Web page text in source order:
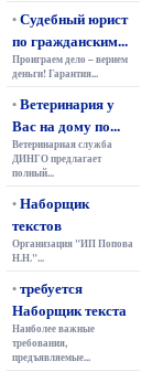
•Судебный юрист
по гражданским...
Проиграем дело – вернем
деньги! Гарантия...
•Ветеринария у
Вас на дому по...
Ветеринарная служба
ДИНГО предлагает
полный...
•Наборщик
текстов
Организация "ИП Попова
Н.Н."...
•требуется
Наборщик текста
Наиболее важные
требования,
предъявляемые...